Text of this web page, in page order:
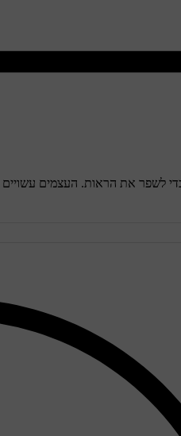
לשפר את הראות. העצמים